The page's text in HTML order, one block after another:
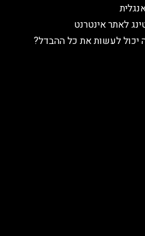
יכול לעשות את כל ההבדל?